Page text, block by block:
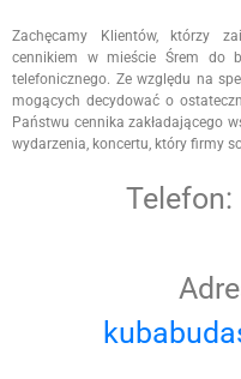
Zachęcamy Klientów, którzy
cennikiem w mieście Śrem do
telefonicznego. Ze względu na
mogących decydować o
Państwu cennika zakładającego
wydarzenia, koncertu, który firmy
Telefon: